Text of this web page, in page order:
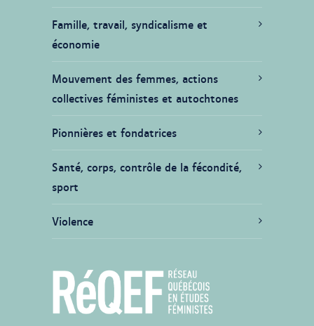
Famille, travail, syndicalisme et
économie
Mouvement des femmes, actions
collectives féministes et autochtones
Pionnières et fondatrices
Santé, corps, contrôle de la fécondité,
sport
Violence